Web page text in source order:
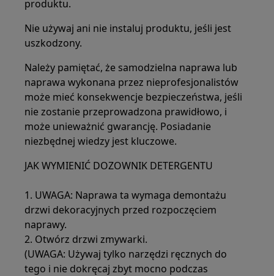
produktu.
Nie używaj ani nie instaluj produktu, jeśli jest
uszkodzony.
Należy pamiętać, że samodzielna naprawa lub
naprawa wykonana przez nieprofesjonalistów
może mieć konsekwencje bezpieczeństwa, jeśli
nie zostanie przeprowadzona prawidłowo, i
może unieważnić gwarancję. Posiadanie
niezbędnej wiedzy jest kluczowe.
JAK WYMIENIĆ DOZOWNIK DETERGENTU
1. UWAGA: Naprawa ta wymaga demontażu
drzwi dekoracyjnych przed rozpoczęciem
naprawy.
2. Otwórz drzwi zmywarki.
(UWAGA: Używaj tylko narzędzi ręcznych do
tego i nie dokręcaj zbyt mocno podczas